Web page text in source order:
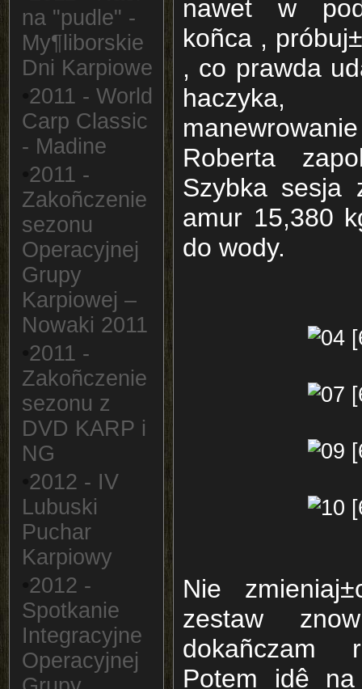
na "pudle" -
My¶liborskie
Dni Karpiowe
2011 - World
Carp Classic
- Madine
2011 -
Zakoñczenie
sezonu
Operacyjnej
Grupy
Karpiowej –
Nowaki 2011
2011 -
Zakoñczenie
sezonu z
DVD KARP i
NG
2012 - IV
Lubuski
Puchar
Karpiowy
2012 -
Spotkanie
Integracyjne
Operacyjnej
nawet w
koñca ,
, co prawda
haczyka,
Roberta
Szybka sesja
amur 15,380
do wody.
Nie
zestaw
dokañczam
Potem idê na